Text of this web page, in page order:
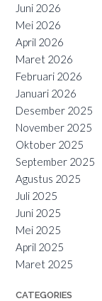
Juni 2026
Mei 2026
April 2026
Maret 2026
Februari 2026
Januari 2026
Desember 2025
November 2025
Oktober 2025
September 2025
Agustus 2025
Juli 2025
Juni 2025
Mei 2025
April 2025
Maret 2025
CATEGORIES